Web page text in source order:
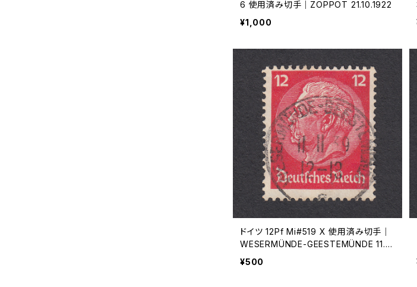
6 使用済み切手｜ZOPPOT 21.10.1922
¥1,000
ドイツ 12Pf Mi#519 X 使用済み切手｜
WESERMÜNDE-GEESTEMÜNDE 11.11.
1939
¥500